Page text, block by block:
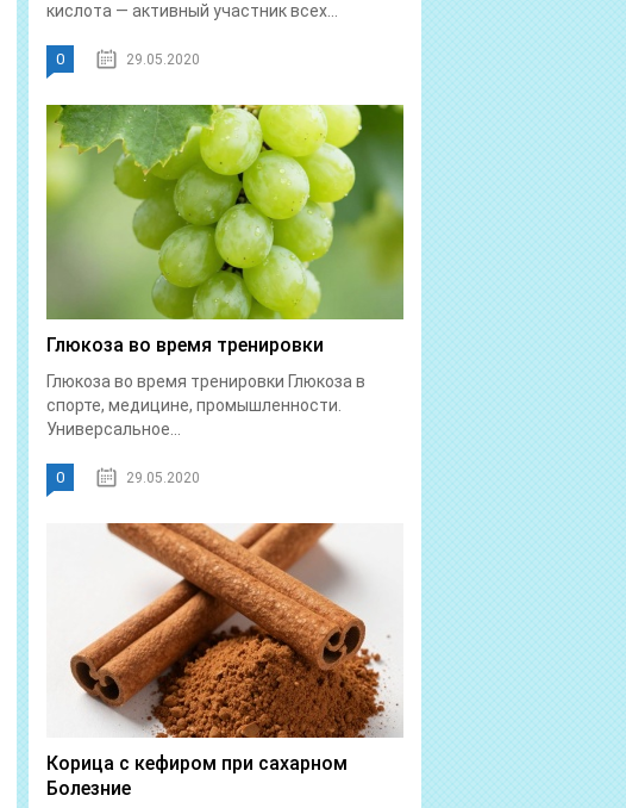
кислота — активный участник всех...
0 29.05.2020
Глюкоза во время тренировки
Глюкоза во время тренировки Глюкоза в
спорте, медицине, промышленности.
Универсальное...
0 29.05.2020
Корица с кефиром при сахарном
Болезние